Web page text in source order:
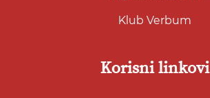
Klub Verbum
Korisni linkovi